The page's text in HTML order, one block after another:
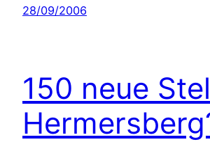
28/09/2006
150 neue